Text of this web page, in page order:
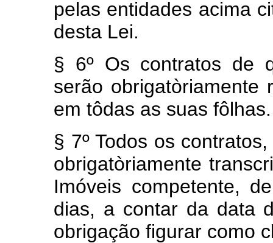
pelas entidades acima
desta Lei.
§ 6º Os contratos de
serão obrigatòriamente
em tôdas as suas fôlhas.
§ 7º Todos os
obrigatòriamente
Imóveis competente,
dias, a contar da data
obrigação figurar como